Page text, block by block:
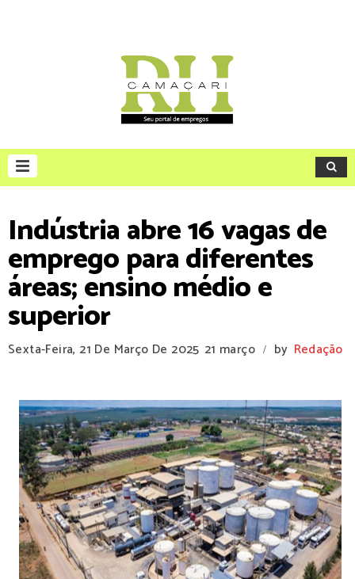
Indústria abre 16 vagas de
emprego para diferentes
áreas; ensino médio e
superior
Sexta-Feira, 21 De Março De 2025 21 março / by Redação